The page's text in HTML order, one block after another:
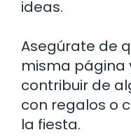
ideas.
Asegúrate de
misma página
contribuir de
con regalos o
la fiesta.